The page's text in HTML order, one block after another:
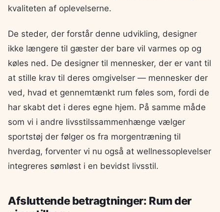
kvaliteten af oplevelserne.
De steder, der forstår denne udvikling, designer
ikke længere til gæster der bare vil varmes op og
køles ned. De designer til mennesker, der er vant til
at stille krav til deres omgivelser — mennesker der
ved, hvad et gennemtænkt rum føles som, fordi de
har skabt det i deres egne hjem. På samme måde
som vi i andre livsstilssammenhænge vælger
sportstøj der følger os fra morgentræning til
hverdag, forventer vi nu også at wellnessoplevelser
integreres sømløst i en bevidst livsstil.
Afsluttende betragtninger: Rum der